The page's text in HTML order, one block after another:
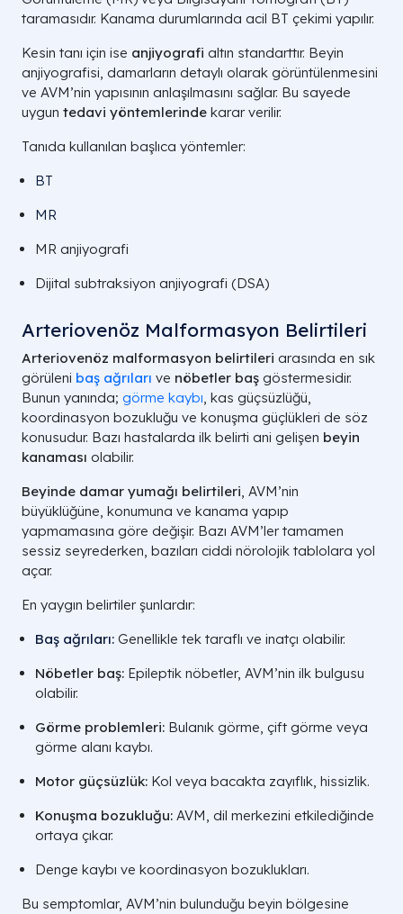
taramasıdır. Kanama durumlarında acil BT çekimi yapılır.
Kesin tanı için ise anjiyografi altın standarttır. Beyin
anjiyografisi, damarların detaylı olarak görüntülenmesini
ve AVM’nin yapısının anlaşılmasını sağlar. Bu sayede
uygun tedavi yöntemlerinde karar verilir.
Tanıda kullanılan başlıca yöntemler:
BT
MR
MR anjiyografi
Dijital subtraksiyon anjiyografi (DSA)
Arteriovenöz Malformasyon Belirtileri
Arteriovenöz malformasyon belirtileri arasında en sık
görüleni baş ağrıları ve nöbetler baş göstermesidir.
Bunun yanında; görme kaybı, kas güçsüzlüğü,
koordinasyon bozukluğu ve konuşma güçlükleri de söz
konusudur. Bazı hastalarda ilk belirti ani gelişen beyin
kanaması olabilir.
Beyinde damar yumağı belirtileri, AVM’nin
büyüklüğüne, konumuna ve kanama yapıp
yapmamasına göre değişir. Bazı AVM’ler tamamen
sessiz seyrederken, bazıları ciddi nörolojik tablolara yol
açar.
En yaygın belirtiler şunlardır:
Baş ağrıları: Genellikle tek taraflı ve inatçı olabilir.
Nöbetler baş: Epileptik nöbetler, AVM’nin ilk bulgusu
olabilir.
Görme problemleri: Bulanık görme, çift görme veya
görme alanı kaybı.
Motor güçsüzlük: Kol veya bacakta zayıflık, hissizlik.
Konuşma bozukluğu: AVM, dil merkezini etkilediğinde
ortaya çıkar.
Denge kaybı ve koordinasyon bozuklukları.
Bu semptomlar, AVM’nin bulunduğu beyin bölgesine